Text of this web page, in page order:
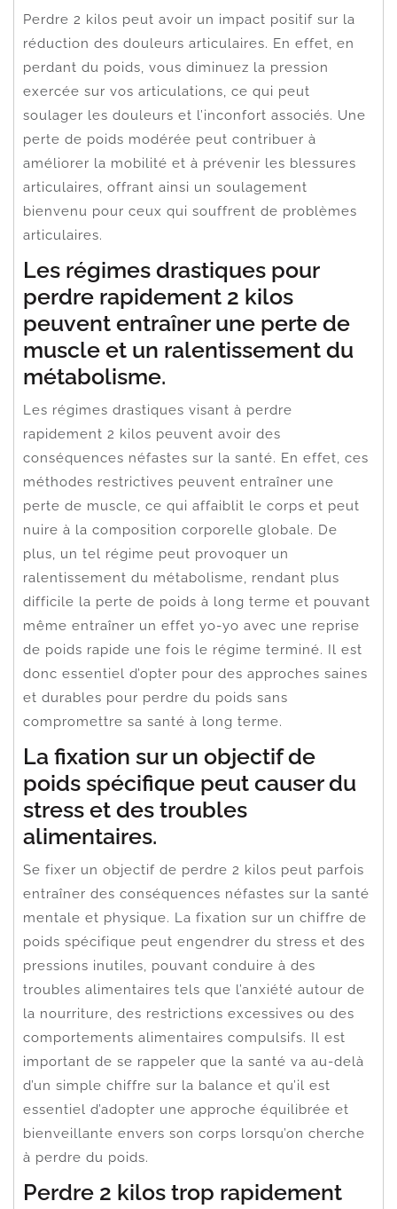
Perdre 2 kilos peut avoir un impact positif sur la
réduction des douleurs articulaires. En effet, en
perdant du poids, vous diminuez la pression
exercée sur vos articulations, ce qui peut
soulager les douleurs et l’inconfort associés. Une
perte de poids modérée peut contribuer à
améliorer la mobilité et à prévenir les blessures
articulaires, offrant ainsi un soulagement
bienvenu pour ceux qui souffrent de problèmes
articulaires.
Les régimes drastiques pour
perdre rapidement 2 kilos
peuvent entraîner une perte de
muscle et un ralentissement du
métabolisme.
Les régimes drastiques visant à perdre
rapidement 2 kilos peuvent avoir des
conséquences néfastes sur la santé. En effet, ces
méthodes restrictives peuvent entraîner une
perte de muscle, ce qui affaiblit le corps et peut
nuire à la composition corporelle globale. De
plus, un tel régime peut provoquer un
ralentissement du métabolisme, rendant plus
difficile la perte de poids à long terme et pouvant
même entraîner un effet yo-yo avec une reprise
de poids rapide une fois le régime terminé. Il est
donc essentiel d’opter pour des approches saines
et durables pour perdre du poids sans
compromettre sa santé à long terme.
La fixation sur un objectif de
poids spécifique peut causer du
stress et des troubles
alimentaires.
Se fixer un objectif de perdre 2 kilos peut parfois
entraîner des conséquences néfastes sur la santé
mentale et physique. La fixation sur un chiffre de
poids spécifique peut engendrer du stress et des
pressions inutiles, pouvant conduire à des
troubles alimentaires tels que l’anxiété autour de
la nourriture, des restrictions excessives ou des
comportements alimentaires compulsifs. Il est
important de se rappeler que la santé va au-delà
d’un simple chiffre sur la balance et qu’il est
essentiel d’adopter une approche équilibrée et
bienveillante envers son corps lorsqu’on cherche
à perdre du poids.
Perdre 2 kilos trop rapidement